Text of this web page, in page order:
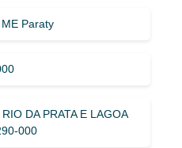
Paraty
DA PRATA E LAGOA
000